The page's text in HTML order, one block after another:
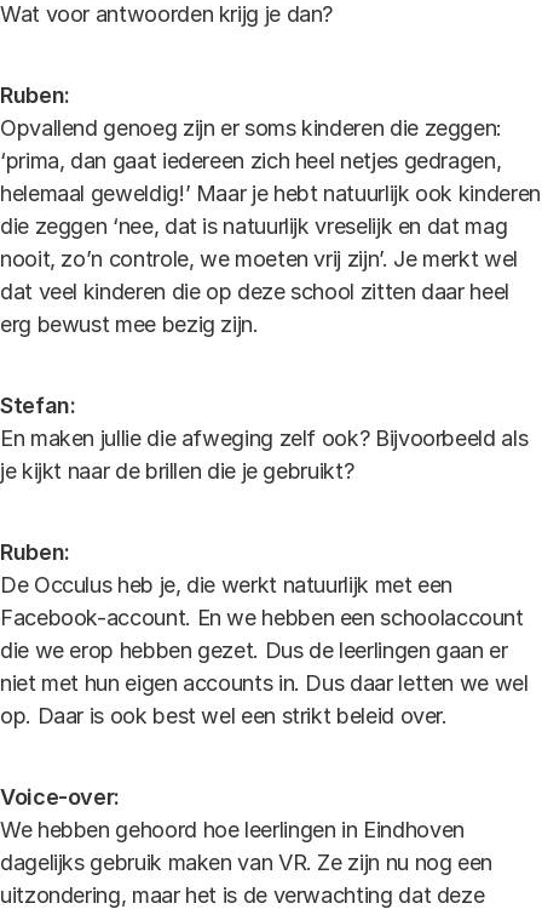
Wat voor antwoorden krijg je dan?
Ruben:
Opvallend genoeg zijn er soms kinderen die zeggen:
‘prima, dan gaat iedereen zich heel netjes gedragen,
helemaal geweldig!’ Maar je hebt natuurlijk ook kinderen
die zeggen ‘nee, dat is natuurlijk vreselijk en dat mag
nooit, zo’n controle, we moeten vrij zijn’. Je merkt wel
dat veel kinderen die op deze school zitten daar heel
erg bewust mee bezig zijn.
Stefan:
En maken jullie die afweging zelf ook? Bijvoorbeeld als
je kijkt naar de brillen die je gebruikt?
Ruben:
De Occulus heb je, die werkt natuurlijk met een
Facebook-account. En we hebben een schoolaccount
die we erop hebben gezet. Dus de leerlingen gaan er
niet met hun eigen accounts in. Dus daar letten we wel
op. Daar is ook best wel een strikt beleid over.
Voice-over:
We hebben gehoord hoe leerlingen in Eindhoven
dagelijks gebruik maken van VR. Ze zijn nu nog een
uitzondering, maar het is de verwachting dat deze